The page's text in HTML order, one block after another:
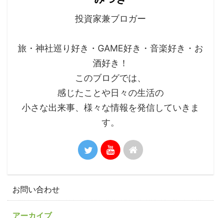
投資家兼ブロガー
旅・神社巡り好き・GAME好き・音楽好き・お
酒好き！
このブログでは、
感じたことや日々の生活の
小さな出来事、様々な情報を発信していきま
す。
お問い合わせ
アーカイブ